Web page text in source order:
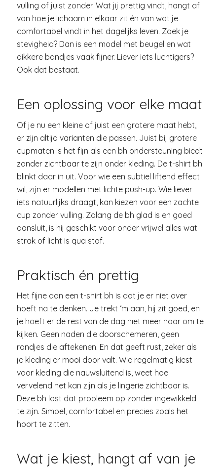
vulling of juist zonder. Wat jij prettig vindt, hangt af
van hoe je lichaam in elkaar zit én van wat je
comfortabel vindt in het dagelijks leven. Zoek je
stevigheid? Dan is een model met beugel en wat
dikkere bandjes vaak fijner. Liever iets luchtigers?
Ook dat bestaat.
Een oplossing voor elke maat
Of je nu een kleine of juist een grotere maat hebt,
er zijn altijd varianten die passen. Juist bij grotere
cupmaten is het fijn als een bh ondersteuning biedt
zonder zichtbaar te zijn onder kleding. De t-shirt bh
blinkt daar in uit. Voor wie een subtiel liftend effect
wil, zijn er modellen met lichte push-up. Wie liever
iets natuurlijks draagt, kan kiezen voor een zachte
cup zonder vulling. Zolang de bh glad is en goed
aansluit, is hij geschikt voor onder vrijwel alles wat
strak of licht is qua stof.
Praktisch én prettig
Het fijne aan een t-shirt bh is dat je er niet over
hoeft na te denken. Je trekt ‘m aan, hij zit goed, en
je hoeft er de rest van de dag niet meer naar om te
kijken. Geen naden die doorschemeren, geen
randjes die aftekenen. En dat geeft rust, zeker als
je kleding er mooi door valt. Wie regelmatig kiest
voor kleding die nauwsluitend is, weet hoe
vervelend het kan zijn als je lingerie zichtbaar is.
Deze bh lost dat probleem op zonder ingewikkeld
te zijn. Simpel, comfortabel en precies zoals het
hoort te zitten.
Wat je kiest, hangt af van je